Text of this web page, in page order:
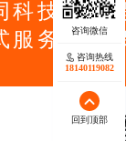
科技专注
服务，确
咨询热线
18140119082
回到顶部